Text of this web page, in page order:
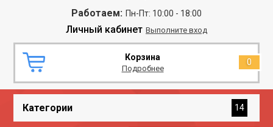
Работаем: Пн-Пт: 10:00 - 18:00
Личный кабинет Выполните вход
Корзина
Подробнее
0
Категории 14